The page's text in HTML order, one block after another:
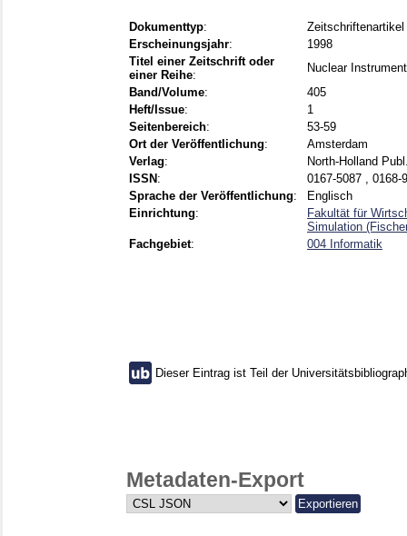
Dokumenttyp:
Zeitschriftenartikel
Erscheinungsjahr:
1998
Titel einer Zeitschrift oder
einer Reihe:
Nuclear
Band/Volume:
405
Heft/Issue:
1
Seitenbereich:
53-59
Ort der Veröffentlichung:
Amsterdam
Verlag:
North-Holland
ISSN :
0167-5087 , 0168-
Sprache der Veröffentlichung:
Englisch
Einrichtung:
Fakultät für
Simulation
Fachgebiet: 004 Informatik
Dieser Eintrag ist Teil der
Metadaten-Export